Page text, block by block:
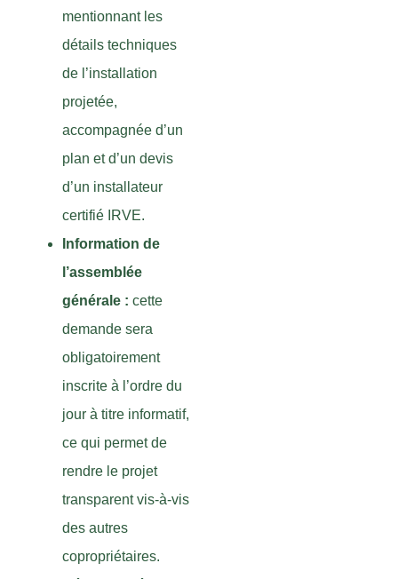
mentionnant les
détails techniques
de l’installation
projetée,
accompagnée d’un
plan et d’un devis
d’un installateur
certifié IRVE.
Information de
l’assemblée
générale : cette
demande sera
obligatoirement
inscrite à l’ordre du
jour à titre informatif,
ce qui permet de
rendre le projet
transparent vis-à-vis
des autres
copropriétaires.